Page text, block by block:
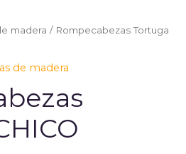
madera / Rompecabezas Tortuga
de madera